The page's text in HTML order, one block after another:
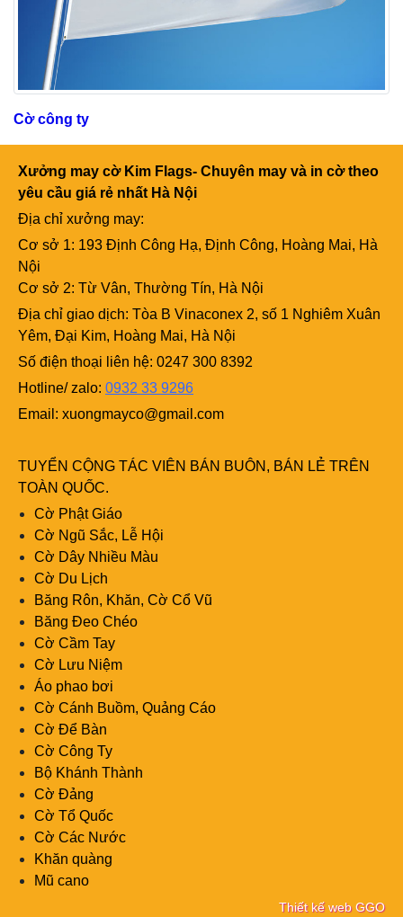
Cờ công ty
Xưởng may cờ Kim Flags- Chuyên may và in cờ theo
yêu cầu giá rẻ nhất Hà Nội
Địa chỉ xưởng may:
Cơ sở 1: 193 Định Công Hạ, Định Công, Hoàng Mai, Hà
Nội
Cơ sở 2: Từ Vân, Thường Tín, Hà Nội
Địa chỉ giao dịch: Tòa B Vinaconex 2, số 1 Nghiêm Xuân
Yêm, Đại Kim, Hoàng Mai, Hà Nội
Số điện thoại liên hệ: 0247 300 8392
Hotline/ zalo: 0932 33 9296
Email: xuongmayco@gmail.com
TUYỂN CỘNG TÁC VIÊN BÁN BUÔN, BÁN LẺ TRÊN
TOÀN QUỐC.
Cờ Phật Giáo
Cờ Ngũ Sắc, Lễ Hội
Cờ Dây Nhiều Màu
Cờ Du Lịch
Băng Rôn, Khăn, Cờ Cổ Vũ
Băng Đeo Chéo
Cờ Cầm Tay
Cờ Lưu Niệm
Áo phao bơi
Cờ Cánh Buồm, Quảng Cáo
Cờ Để Bàn
Cờ Công Ty
Bộ Khánh Thành
Cờ Đảng
Cờ Tổ Quốc
Cờ Các Nước
Khăn quàng
Mũ cano
Thiết kế web GGO